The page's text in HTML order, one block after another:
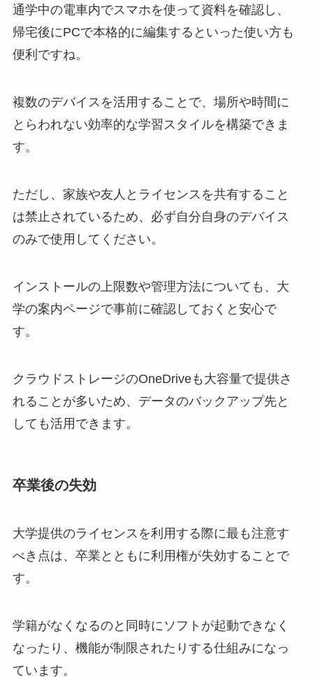
通学中の電車内でスマホを使って資料を確認し、
帰宅後にPCで本格的に編集するといった使い方も
便利ですね。
複数のデバイスを活用することで、場所や時間に
とらわれない効率的な学習スタイルを構築できま
す。
ただし、家族や友人とライセンスを共有すること
は禁止されているため、必ず自分自身のデバイス
のみで使用してください。
インストールの上限数や管理方法についても、大
学の案内ページで事前に確認しておくと安心で
す。
クラウドストレージのOneDriveも大容量で提供さ
れることが多いため、データのバックアップ先と
しても活用できます。
卒業後の失効
大学提供のライセンスを利用する際に最も注意す
べき点は、卒業とともに利用権が失効することで
す。
学籍がなくなるのと同時にソフトが起動できなく
なったり、機能が制限されたりする仕組みになっ
ています。